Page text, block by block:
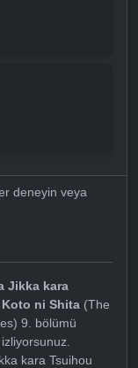
deneyin veya
Jikka kara
ni Shita (The
9. bölümü
kara Tsuihou